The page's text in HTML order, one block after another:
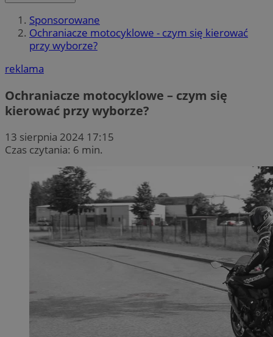
Sponsorowane
Ochraniacze motocyklowe - czym się kierować
przy wyborze?
reklama
Ochraniacze motocyklowe – czym się
kierować przy wyborze?
13 sierpnia 2024 17:15
Czas czytania: 6 min.